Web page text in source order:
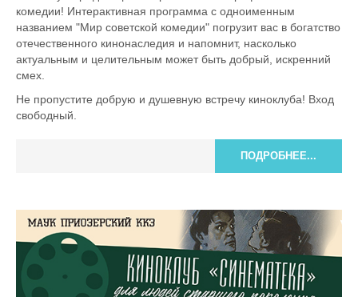
комедии! Интерактивная программа с одноименным
названием "Мир советской комедии" погрузит вас в богатство
отечественного кинонаследия и напомнит, насколько
актуальным и целительным может быть добрый, искренний
смех.
Не пропустите добрую и душевную встречу киноклуба! Вход
свободный.
ПОДРОБНЕЕ...